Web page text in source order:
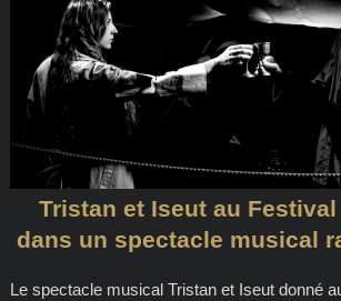
Tristan et Iseut au Festival
dans un spectacle musical
Le spectacle musical Tristan et Iseut donné